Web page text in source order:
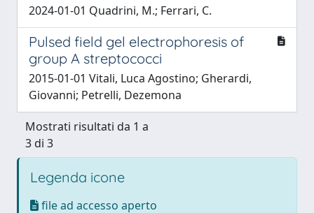
2024-01-01 Quadrini, M.; Ferrari, C.
Pulsed field gel electrophoresis of
group A streptococci
2015-01-01 Vitali, Luca Agostino; Gherardi,
Giovanni; Petrelli, Dezemona
Mostrati risultati da 1 a
3 di 3
Legenda icone
file ad accesso aperto